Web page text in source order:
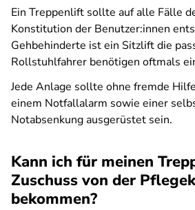
Ein Treppenlift sollte auf alle Fälle
Konstitution der Benutzer:innen
Gehbehinderte ist ein Sitzlift die
Rollstuhlfahrer benötigen oftmals
Jede Anlage sollte ohne fremde
einem Notfallalarm sowie einer
Notabsenkung ausgerüstet sein.
Kann ich für meinen
Zuschuss von der
bekommen?